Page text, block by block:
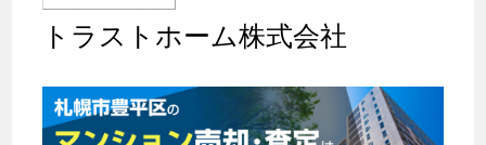
トラストホーム株式会社